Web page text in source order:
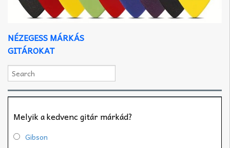
NÉZEGESS MÁRKÁS
GITÁROKAT
Melyik a kedvenc gitár márkád?
Gibson